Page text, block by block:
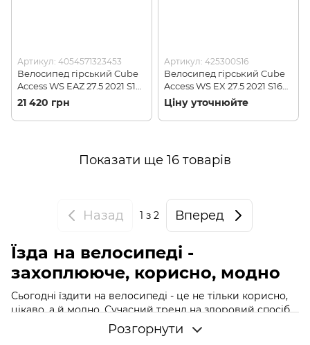
Артикул: 4054571323453
Велосипед гірський Cube
Access WS EAZ 27.5 2021 S16
(425200)
21 420 грн
Артикул: 425300S16
Велосипед гірський Cube
Access WS EX 27.5 2021 S16
(425300)
Ціну уточнюйте
Показати ще 16 товарів
Назад 1 з 2 Вперед
Їзда на велосипеді -
захоплююче, корисно, модно
Сьогодні їздити на велосипеді - це не тільки корисно,
цікаво, а й модно. Сучасний тренд на здоровий спосіб
життя і турботу про навколишнє середовище мотивує
все більшу кількість людей займатися велоспортом,
Розгорнути